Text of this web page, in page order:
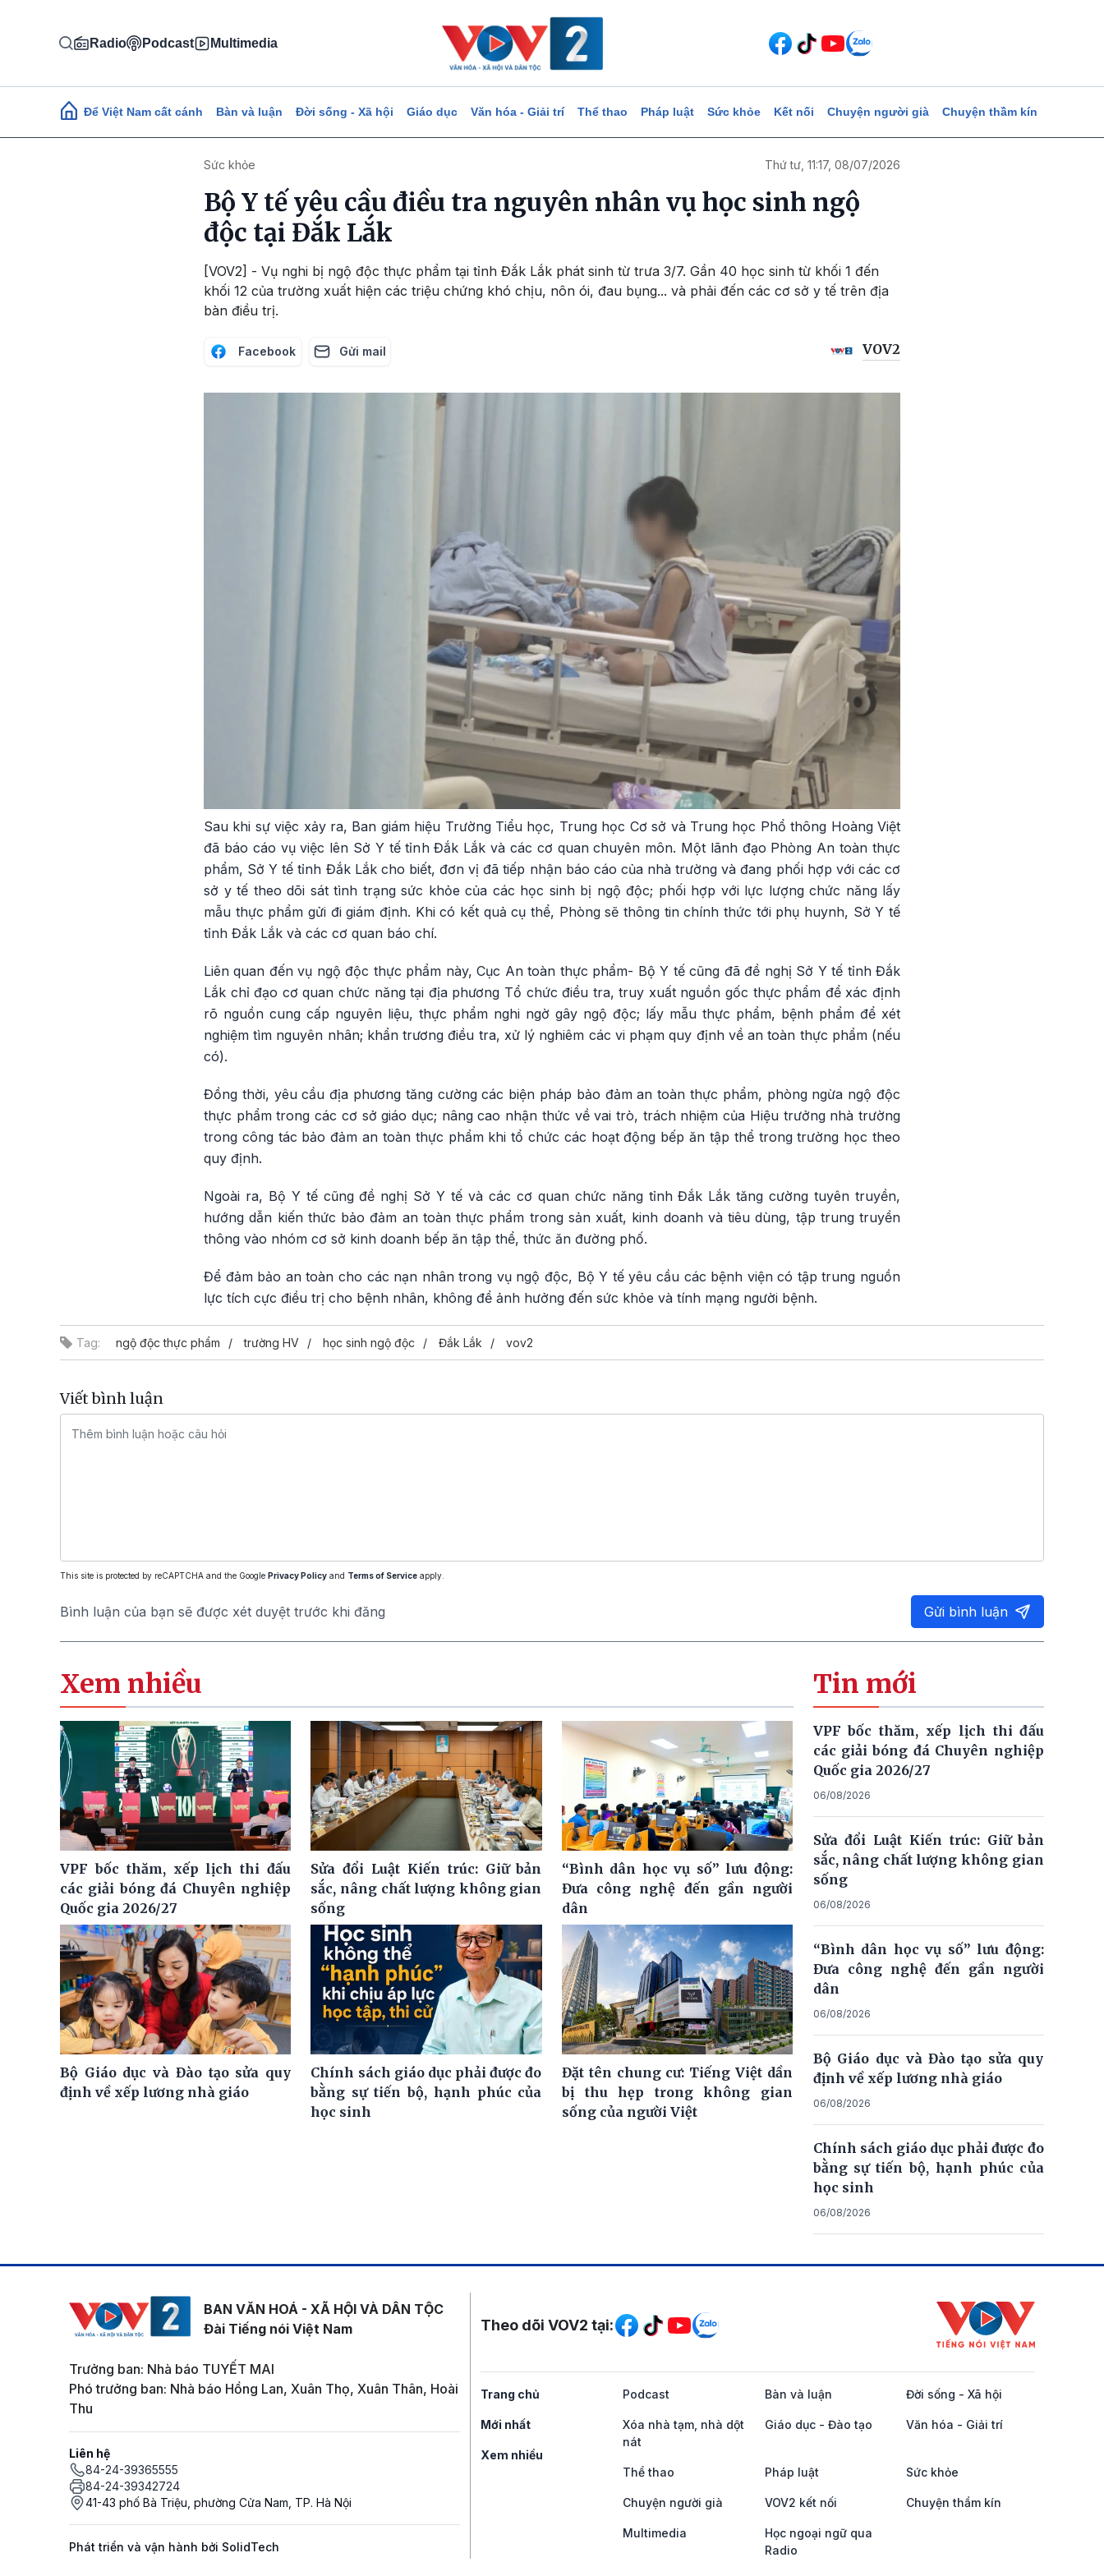
Radio Podcast Multimedia
Main navigation
Để Việt Nam cất cánh Bàn và luận Đời sống - Xã hội Giáo dục Văn hóa - Giải trí Thể thao Pháp luật Sức khỏe Kết nối Chuyện người già Chuyện thầm kín
Sức khỏe Thứ tư, 11:17, 08/07/2026
Bộ Y tế yêu cầu điều tra nguyên nhân vụ học sinh ngộ
độc tại Đắk Lắk
[VOV2] - Vụ nghi bị ngộ độc thực phẩm tại tỉnh Đắk Lắk phát sinh từ trưa 3/7. Gần 40 học sinh từ khối 1 đến
khối 12 của trường xuất hiện các triệu chứng khó chịu, nôn ói, đau bụng... và phải đến các cơ sở y tế trên địa
bàn điều trị.
Facebook Gửi mail VOV2
Sau khi sự việc xảy ra, Ban giám hiệu Trường Tiểu học, Trung học Cơ sở và Trung học Phổ thông Hoàng Việt
đã báo cáo vụ việc lên Sở Y tế tỉnh Đắk Lắk và các cơ quan chuyên môn. Một lãnh đạo Phòng An toàn thực
phẩm, Sở Y tế tỉnh Đắk Lắk cho biết, đơn vị đã tiếp nhận báo cáo của nhà trường và đang phối hợp với các cơ
sở y tế theo dõi sát tình trạng sức khỏe của các học sinh bị ngộ độc; phối hợp với lực lượng chức năng lấy
mẫu thực phẩm gửi đi giám định. Khi có kết quả cụ thể, Phòng sẽ thông tin chính thức tới phụ huynh, Sở Y tế
tỉnh Đắk Lắk và các cơ quan báo chí.
Liên quan đến vụ ngộ độc thực phẩm này, Cục An toàn thực phẩm- Bộ Y tế cũng đã đề nghị Sở Y tế tỉnh Đắk
Lắk chỉ đạo cơ quan chức năng tại địa phương Tổ chức điều tra, truy xuất nguồn gốc thực phẩm để xác định
rõ nguồn cung cấp nguyên liệu, thực phẩm nghi ngờ gây ngộ độc; lấy mẫu thực phẩm, bệnh phẩm để xét
nghiệm tìm nguyên nhân; khẩn trương điều tra, xử lý nghiêm các vi phạm quy định về an toàn thực phẩm (nếu
có).
Đồng thời, yêu cầu địa phương tăng cường các biện pháp bảo đảm an toàn thực phẩm, phòng ngừa ngộ độc
thực phẩm trong các cơ sở giáo dục; nâng cao nhận thức về vai trò, trách nhiệm của Hiệu trưởng nhà trường
trong công tác bảo đảm an toàn thực phẩm khi tổ chức các hoạt động bếp ăn tập thể trong trường học theo
quy định.
Ngoài ra, Bộ Y tế cũng đề nghị Sở Y tế và các cơ quan chức năng tỉnh Đắk Lắk tăng cường tuyên truyền,
hướng dẫn kiến thức bảo đảm an toàn thực phẩm trong sản xuất, kinh doanh và tiêu dùng, tập trung truyền
thông vào nhóm cơ sở kinh doanh bếp ăn tập thể, thức ăn đường phố.
Để đảm bảo an toàn cho các nạn nhân trong vụ ngộ độc, Bộ Y tế yêu cầu các bệnh viện có tập trung nguồn
lực tích cực điều trị cho bệnh nhân, không để ảnh hưởng đến sức khỏe và tính mạng người bệnh.
Tag: ngộ độc thực phẩm trường HV học sinh ngộ độc Đắk Lắk vov2
Viết bình luận
This site is protected by reCAPTCHA and the Google Privacy Policy and Terms of Service apply.
Bình luận của bạn sẽ được xét duyệt trước khi đăng Gửi bình luận
Xem nhiều
VPF bốc thăm, xếp lịch thi đấu
các giải bóng đá Chuyên nghiệp
Quốc gia 2026/27
Sửa đổi Luật Kiến trúc: Giữ bản
sắc, nâng chất lượng không gian
sống
“Bình dân học vụ số” lưu động:
Đưa công nghệ đến gần người
dân
Bộ Giáo dục và Đào tạo sửa quy
định về xếp lương nhà giáo
Chính sách giáo dục phải được đo
bằng sự tiến bộ, hạnh phúc của
học sinh
Đặt tên chung cư: Tiếng Việt dần
bị thu hẹp trong không gian
sống của người Việt
Tin mới
VPF bốc thăm, xếp lịch thi đấu
các giải bóng đá Chuyên nghiệp
Quốc gia 2026/27
06/08/2026
Sửa đổi Luật Kiến trúc: Giữ bản
sắc, nâng chất lượng không gian
sống
06/08/2026
“Bình dân học vụ số” lưu động:
Đưa công nghệ đến gần người
dân
06/08/2026
Bộ Giáo dục và Đào tạo sửa quy
định về xếp lương nhà giáo
06/08/2026
Chính sách giáo dục phải được đo
bằng sự tiến bộ, hạnh phúc của
học sinh
06/08/2026
BAN VĂN HOÁ - XÃ HỘI VÀ DÂN TỘC
Đài Tiếng nói Việt Nam
Trưởng ban: Nhà báo TUYẾT MAI
Phó trưởng ban: Nhà báo Hồng Lan, Xuân Thọ, Xuân Thân, Hoài
Thu
Liên hệ
84-24-39365555
84-24-39342724
41-43 phố Bà Triệu, phường Cửa Nam, TP. Hà Nội
Phát triển và vận hành bởi SolidTech
Mạng xã hội
Theo dõi VOV2 tại:
Trang chủ
Mới nhất
Xem nhiều
Podcast Bàn và luận Đời sống - Xã hội
Xóa nhà tạm, nhà dột
nát
Giáo dục - Đào tạo Văn hóa - Giải trí
Thể thao Pháp luật Sức khỏe
Chuyện người già VOV2 kết nối Chuyện thầm kín
Multimedia
Học ngoại ngữ qua
Radio